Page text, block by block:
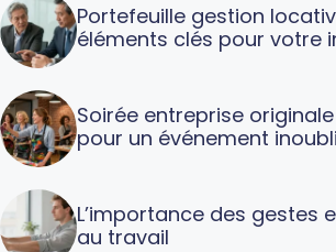
Portefeuille gestion
éléments clés pour votre
Soirée entreprise
pour un événement
L’importance des gestes
au travail